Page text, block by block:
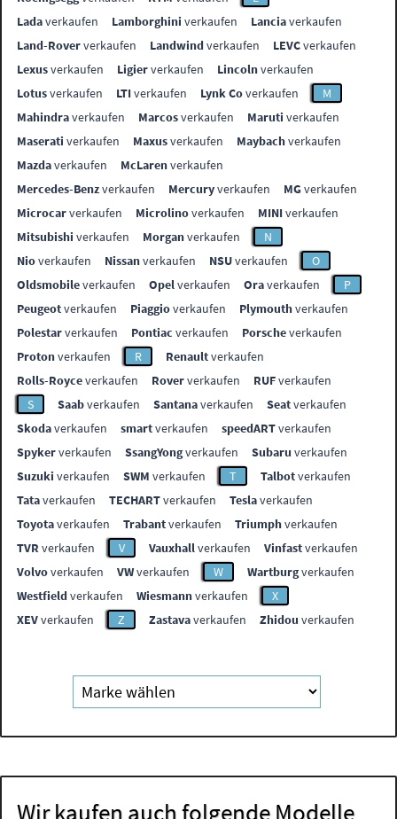
Ladaverkaufen Lamborghini verkaufen Lanciaverkaufen
Land-Roververkaufen Landwindverkaufen LEVCverkaufen
Lexusverkaufen Ligierverkaufen Lincolnverkaufen
Lotusverkaufen LTIverkaufen Lynk Coverkaufen
M
Mahindraverkaufen Marcosverkaufen Maruti verkaufen
Maserati verkaufen Maxusverkaufen Maybachverkaufen
Mazdaverkaufen McLarenverkaufen
Mercedes-Benzverkaufen Mercuryverkaufen MGverkaufen
Microcarverkaufen Microlinoverkaufen MINIverkaufen
Mitsubishi verkaufen Morganverkaufen
N
Nioverkaufen Nissanverkaufen NSUverkaufen
O
Oldsmobileverkaufen Opelverkaufen Oraverkaufen
P
Peugeotverkaufen Piaggioverkaufen Plymouthverkaufen
Polestarverkaufen Pontiac verkaufen Porscheverkaufen
Protonverkaufen R Renaultverkaufen
Rolls-Royceverkaufen Roververkaufen RUFverkaufen
S
Saabverkaufen Santanaverkaufen Seatverkaufen
Skodaverkaufen smartverkaufen speedARTverkaufen
Spykerverkaufen SsangYongverkaufen Subaru verkaufen
Suzuki verkaufen SWM verkaufen T Talbotverkaufen
Tataverkaufen TECHARTverkaufen Teslaverkaufen
Toyotaverkaufen Trabantverkaufen Triumphverkaufen
TVR verkaufen V Vauxhallverkaufen Vinfastverkaufen
Volvoverkaufen VWverkaufen W Wartburgverkaufen
Westfieldverkaufen Wiesmannverkaufen
X
XEVverkaufen Z Zastavaverkaufen Zhidou verkaufen
Wir kaufen auch folgende Modelle